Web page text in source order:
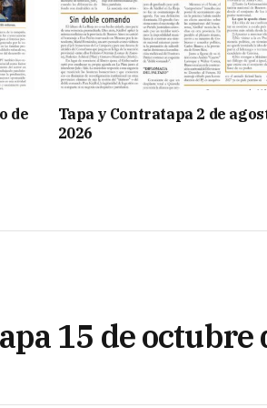
de
Tapa y Contratapa 2 de
2026
15 de octubre